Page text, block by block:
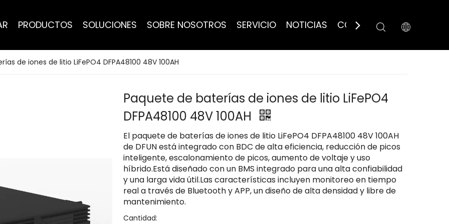
PRODUCTOS SOLUCIONES SOBRE NOSOTROS SERVICIO NOTICIAS CONTÁCTANOS
de iones de litio LiFePO4 DFPA48100 48V 100AH
Paquete de baterías de iones de litio LiFePO4
DFPA48100 48V 100AH
El paquete de baterías de iones de litio LiFePO4 DFPA48100 48V 100AH ​​
de DFUN está integrado con BDC de alta eficiencia, reducción de picos
inteligente, escalonamiento de picos, aumento de voltaje y uso
híbrido.Está diseñado con un BMS integrado para una alta confiabilidad
y una larga vida útil.Las características incluyen monitoreo en tiempo
real a través de Bluetooth y APP, un diseño de alta densidad y libre de
mantenimiento.
Cantidad: